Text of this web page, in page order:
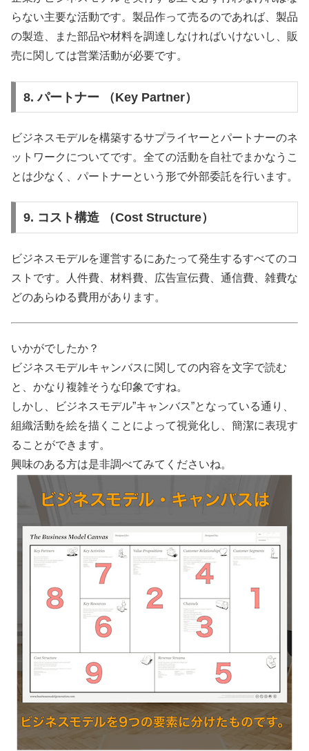
らない主要な活動です。製品作って売るのであれば、製品
の製造、また部品や材料を調達しなければいけないし、販
売に関しては営業活動が必要です。
8. パートナー （Key Partner）
ビジネスモデルを構築するサプライヤーとパートナーのネ
ットワークについてです。全ての活動を自社でまかなうこ
とは少なく、パートナーという形で外部委託を行います。
9. コスト構造 （Cost Structure）
ビジネスモデルを運営するにあたって発生するすべてのコ
ストです。人件費、材料費、広告宣伝費、通信費、雑費な
どのあらゆる費用があります。
いかがでしたか？
ビジネスモデルキャンバスに関しての内容を文字で読む
と、かなり複雑そうな印象ですね。
しかし、ビジネスモデル”キャンバス”となっている通り、
組織活動を絵を描くことによって視覚化し、簡潔に表現す
ることができます。
興味のある方は是非調べてみてくださいね。